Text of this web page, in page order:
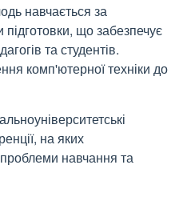
навчається за
що забезпечує
та студентів.
комп'ютерної техніки до
на яких
навчання та